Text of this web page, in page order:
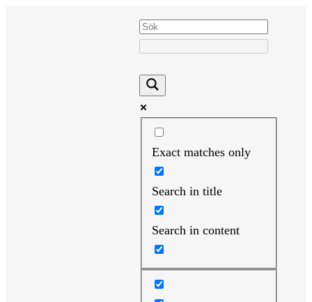
Exact matches only
Search in title
Search in content